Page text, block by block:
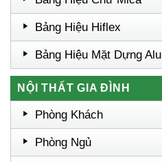
Bảng Hiệu Hiflex
Bảng Hiệu Mặt Dựng Alu
NỘI THẤT GIA ĐÌNH
Phòng Khách
Phòng Ngủ